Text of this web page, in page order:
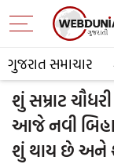
ગુજરાત સમાચાર
શું સમ્રાટ
આજે નવી
શું થાય છે અને